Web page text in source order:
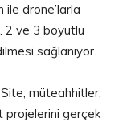
ile drone’larla
2 ve 3 boyutlu
sağlanıyor.
müteahhitler,
projelerini gerçek